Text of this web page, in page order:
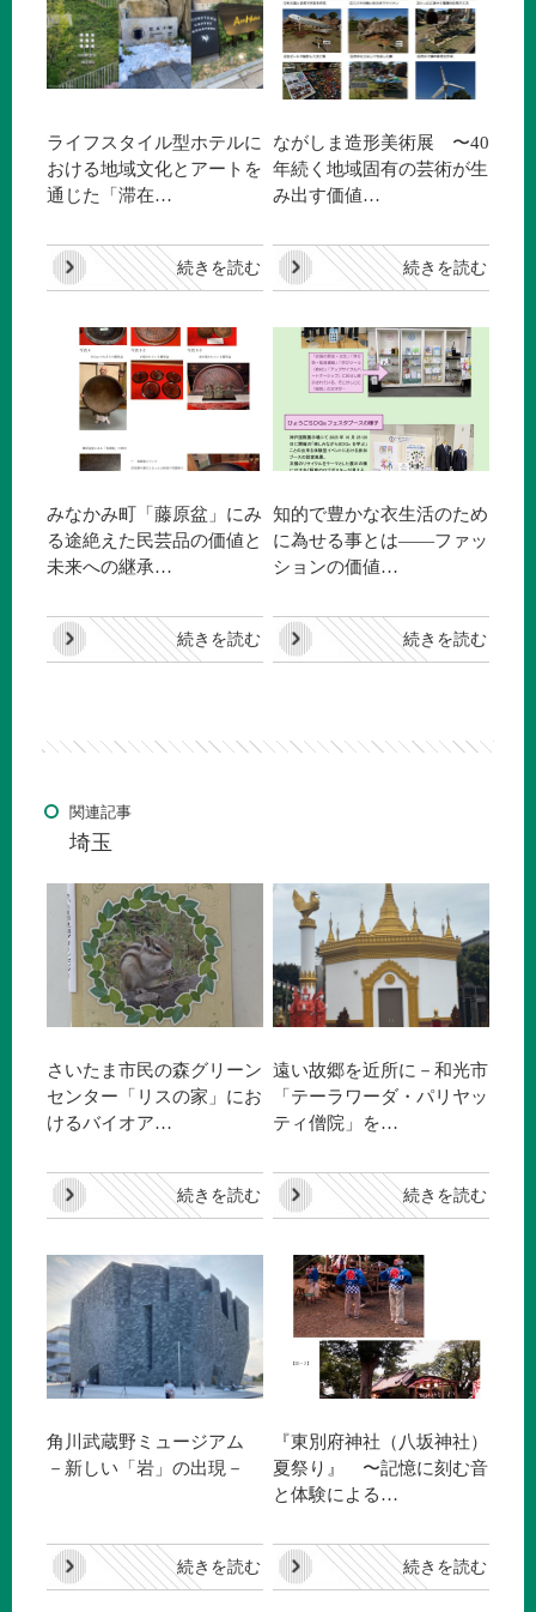
ライフスタイル型ホテルに
おける地域文化とアートを
通じた「滞在…
続きを読む
ながしま造形美術展 〜40
年続く地域固有の芸術が生
み出す価値…
続きを読む
みなかみ町「藤原盆」にみ
る途絶えた民芸品の価値と
未来への継承…
続きを読む
知的で豊かな衣生活のため
に為せる事とは――ファッ
ションの価値…
続きを読む
関連記事
埼玉
さいたま市民の森グリーン
センター「リスの家」にお
けるバイオア…
続きを読む
遠い故郷を近所に－和光市
「テーラワーダ・パリヤッ
ティ僧院」を…
続きを読む
角川武蔵野ミュージアム
－新しい「岩」の出現－
続きを読む
『東別府神社（八坂神社）
夏祭り』 〜記憶に刻む音
と体験による…
続きを読む